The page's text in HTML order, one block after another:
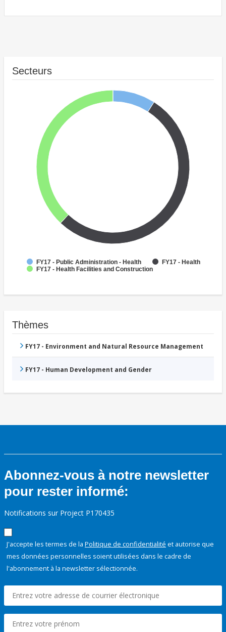
Secteurs
FY17 - Public Administration - Health
FY17 - Health
FY17 - Health Facilities and Construction
Thèmes
FY17 - Environment and Natural Resource Management
FY17 - Human Development and Gender
Abonnez-vous à notre newsletter
pour rester informé:
Notifications sur Project P170435
J'accepte les termes de la Politique de confidentialité et autorise que
mes données personnelles soient utilisées dans le cadre de
l'abonnement à la newsletter sélectionnée.